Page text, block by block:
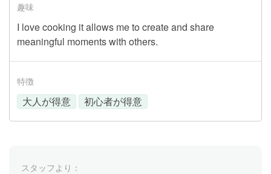
趣味
I love cooking it allows me to create and share
meaningful moments with others.
特徴
大人が得意 初心者が得意
スタッフより：